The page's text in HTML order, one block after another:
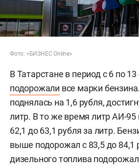
Фото: «БИЗНЕС Online»
В Татарстане в период с 6 по 13
подорожали все марки
поднялась на 1,6 рубля,
литр. В то же время литр АИ-95
62,1 до 63,1 рубля за литр.
выше подорожал с 83,5 до 84,1
дизельного топлива